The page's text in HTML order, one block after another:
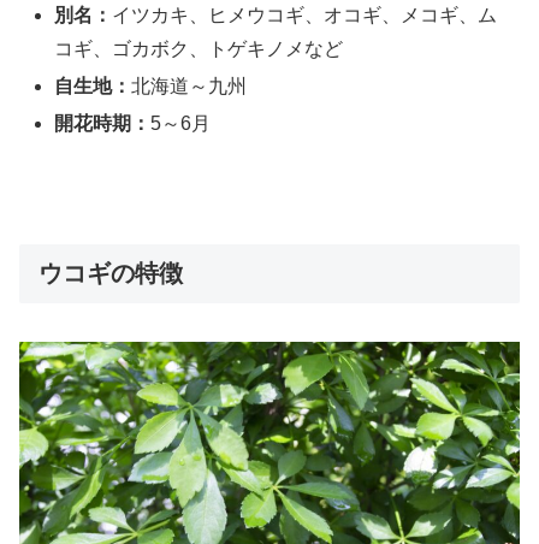
別名： イツカキ、ヒメウコギ、オコギ、メコギ、ム
コギ、ゴカボク、トゲキノメなど
自生地：北海道～九州
開花時期：5～6月
ウコギの特徴